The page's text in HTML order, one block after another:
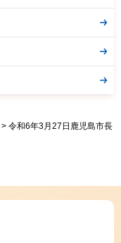
> 令和6年3月27日鹿児島市長